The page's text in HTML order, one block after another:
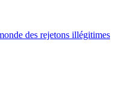
des rejetons illégitimes